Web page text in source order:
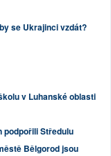
se Ukrajinci vzdát?
v Luhanské oblasti
podpořili Středulu
Bělgorod jsou